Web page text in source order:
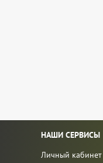
НАШИ СЕРВИСЫ
Личный кабинет